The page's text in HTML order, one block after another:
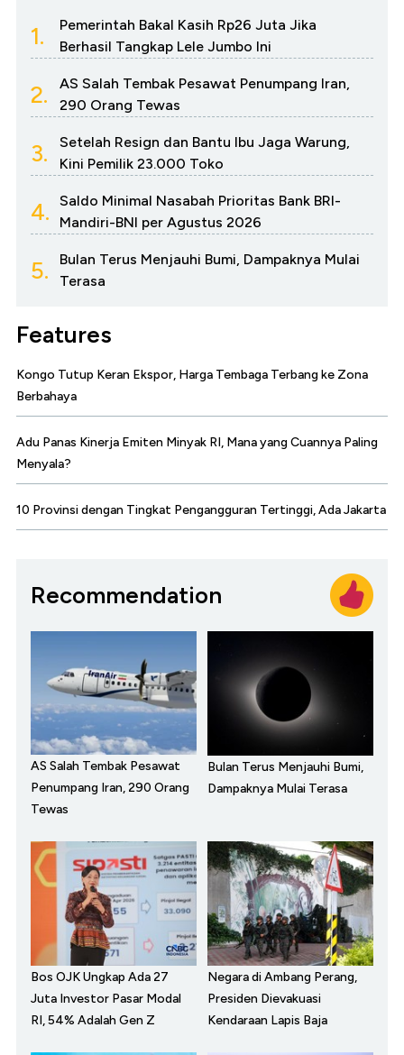
1.
Pemerintah Bakal Kasih Rp26 Juta Jika
Berhasil Tangkap Lele Jumbo Ini
2.
AS Salah Tembak Pesawat Penumpang Iran,
290 Orang Tewas
3.
Setelah Resign dan Bantu Ibu Jaga Warung,
Kini Pemilik 23.000 Toko
4.
Saldo Minimal Nasabah Prioritas Bank BRI-
Mandiri-BNI per Agustus 2026
5.
Bulan Terus Menjauhi Bumi, Dampaknya Mulai
Terasa
Features
Kongo Tutup Keran Ekspor, Harga Tembaga Terbang ke Zona
Berbahaya
Adu Panas Kinerja Emiten Minyak RI, Mana yang Cuannya Paling
Menyala?
10 Provinsi dengan Tingkat Pengangguran Tertinggi, Ada Jakarta
Recommendation
AS Salah Tembak Pesawat
Penumpang Iran, 290 Orang
Tewas
Bulan Terus Menjauhi Bumi,
Dampaknya Mulai Terasa
Bos OJK Ungkap Ada 27
Juta Investor Pasar Modal
RI, 54% Adalah Gen Z
Negara di Ambang Perang,
Presiden Dievakuasi
Kendaraan Lapis Baja